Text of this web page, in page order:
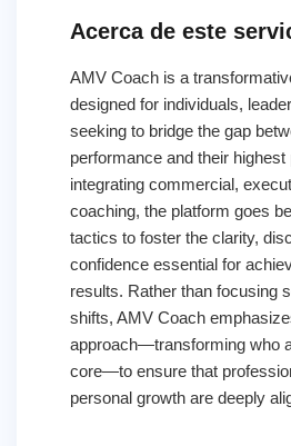
Acerca de este
AMV Coach is a
designed for individuals,
seeking to bridge the gap
performance and their highest
integrating commercial,
coaching, the platform goes
tactics to foster the clarity,
confidence essential for
results. Rather than focusing
shifts, AMV Coach
approach—transforming who
core—to ensure that
personal growth are deeply